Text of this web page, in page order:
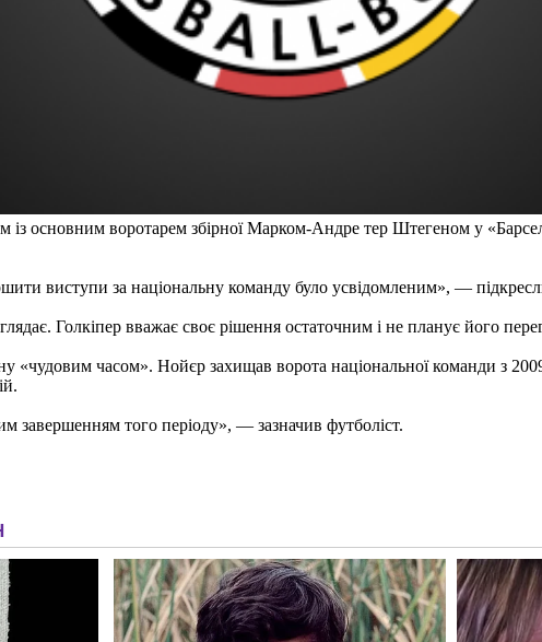
із основним воротарем збірної Марком-Андре тер Штегеном у
виступи за національну команду було усвідомленим», —
Голкіпер вважає своє рішення остаточним і не планує його
«чудовим часом». Нойєр захищав ворота національної команди з
завершенням того періоду», — зазначив футболіст.